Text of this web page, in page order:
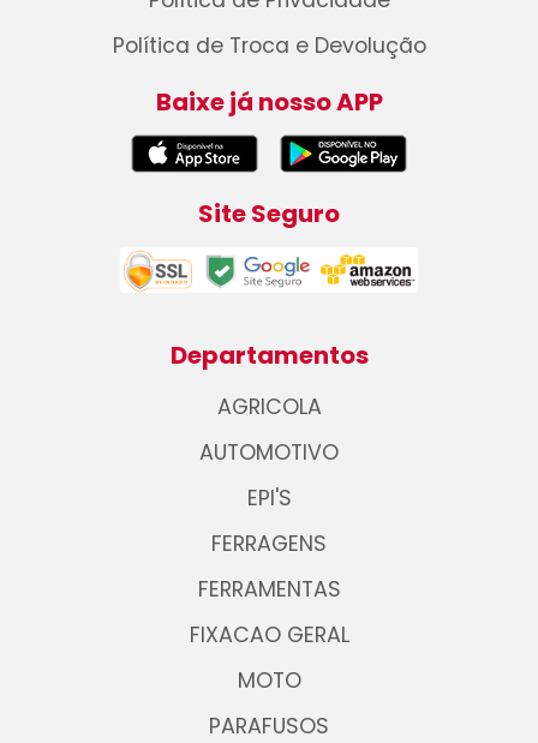
Política de Troca e Devolução
Baixe já nosso APP
Site Seguro
Departamentos
AGRICOLA
AUTOMOTIVO
EPI'S
FERRAGENS
FERRAMENTAS
FIXACAO GERAL
MOTO
PARAFUSOS